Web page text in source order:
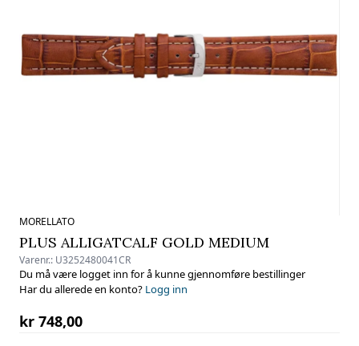
MORELLATO
PLUS ALLIGATCALF GOLD MEDIUM
Varenr.: U3252480041CR
Du må være logget inn for å kunne gjennomføre bestillinger
Har du allerede en konto? Logg inn
kr 748,00